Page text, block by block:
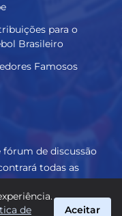
para o
Brasileiro
Famosos
fórum de discussão
todas as
a nós e faça parte
de Aceitar